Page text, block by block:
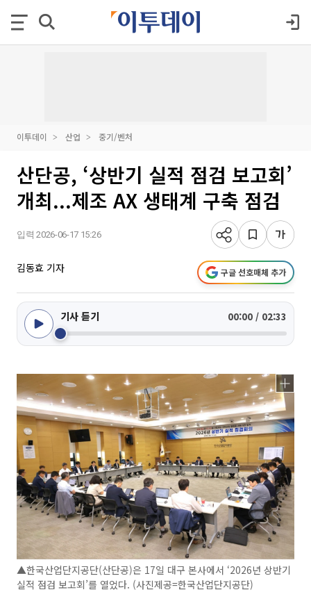
이투데이 산업 중기/벤처
산단공, ‘상반기 실적 점검 보고회’
개최...제조 AX 생태계 구축 점검
입력 2026-06-17 15:26
김동효 기자 구글 선호매체 추가
기사 듣기 00:00 / 02:33
▲한국산업단지공단(산단공)은 17일 대구 본사에서 ‘2026년 상반기
실적 점검 보고회’를 열었다. (사진제공=한국산업단지공단)